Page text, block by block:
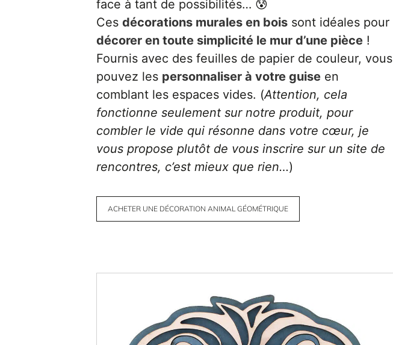
face à tant de possibilités… 😰
Ces décorations murales en bois sont idéales pour
décorer en toute simplicité le mur d’une pièce !
Fournis avec des feuilles de papier de couleur, vous
pouvez les personnaliser à votre guise en
comblant les espaces vides. (Attention, cela
fonctionne seulement sur notre produit, pour
combler le vide qui résonne dans votre cœur, je
vous propose plutôt de vous inscrire sur un site de
rencontres, c’est mieux que rien…)
ACHETER UNE DÉCORATION ANIMAL GÉOMÉTRIQUE